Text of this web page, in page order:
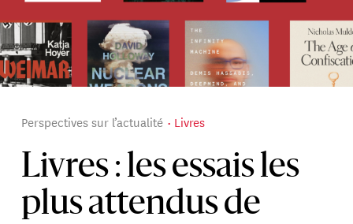
Livres : les essais les
plus attendus de
Perspectives sur l’actualité Livres